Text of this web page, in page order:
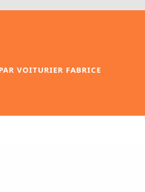
VOITURIER FABRICE